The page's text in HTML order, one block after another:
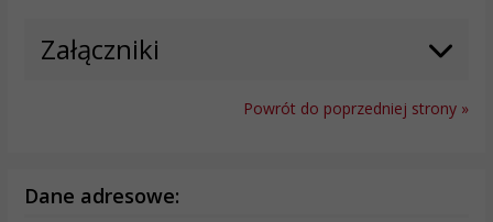
Załączniki
Powrót do poprzedniej strony »
Dane adresowe: